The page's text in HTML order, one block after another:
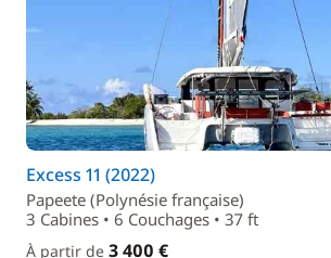
Excess 11 (2022)
Papeete (Polynésie française)
3 Cabines • 6 Couchages • 37 ft
À partir de 3 400 €